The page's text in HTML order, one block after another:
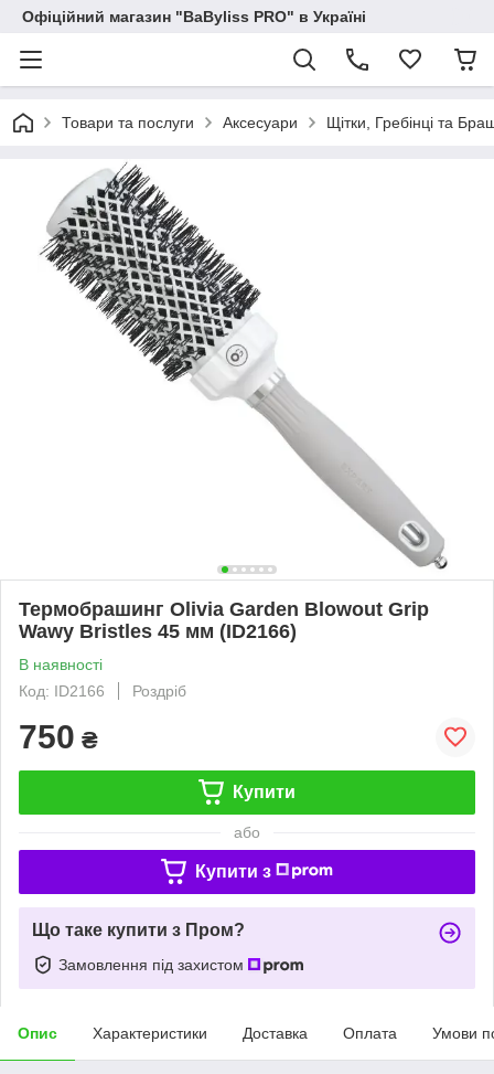
Офіційний магазин "BaByliss PRO" в Україні
Товари та послуги Аксесуари Щітки, Гребінці та
Термобрашинг Оlivia Garden Blowout Grip
Wawy Bristles 45 мм (ID2166)
В наявності
Код: ID2166
Роздріб
750 ₴
Купити
або
Купити з
Що таке купити з Пром?
Замовлення під захистом
Опис Характеристики Доставка Оплата Умови